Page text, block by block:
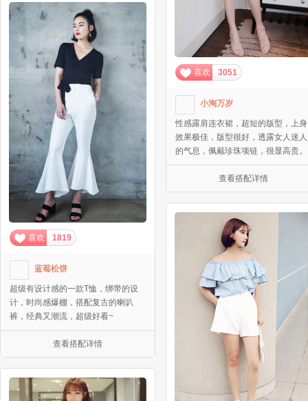
喜欢 3051
小淘万岁
性感露肩连衣裙，超短的版型，上身
效果极佳，版型很好，透露女人迷人
的气息，佩戴珍珠项链，很显高贵。
查看搭配详情
喜欢 1819
蓝莓松饼
超级有设计感的一款T恤，绑带的设
计，时尚感爆棚，搭配复古的喇叭
裤，经典又潮流，超级好看~
查看搭配详情